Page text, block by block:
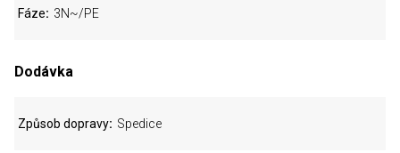
Fáze 3N~/PE
Dodávka
Způsob dopravy Spedice